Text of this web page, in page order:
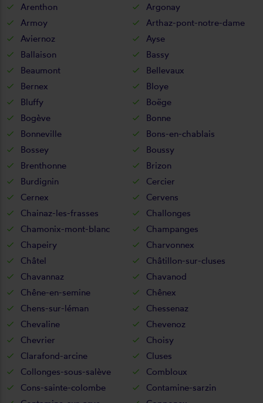
Arenthon
Argonay
Armoy
Arthaz-pont-notre-dame
Aviernoz
Ayse
Ballaison
Bassy
Beaumont
Bellevaux
Bernex
Bloye
Bluffy
Boëge
Bogève
Bonne
Bonneville
Bons-en-chablais
Bossey
Boussy
Brenthonne
Brizon
Burdignin
Cercier
Cernex
Cervens
Chainaz-les-frasses
Challonges
Chamonix-mont-blanc
Champanges
Chapeiry
Charvonnex
Châtel
Châtillon-sur-cluses
Chavannaz
Chavanod
Chêne-en-semine
Chênex
Chens-sur-léman
Chessenaz
Chevaline
Chevenoz
Chevrier
Choisy
Clarafond-arcine
Cluses
Collonges-sous-salève
Combloux
Cons-sainte-colombe
Contamine-sarzin